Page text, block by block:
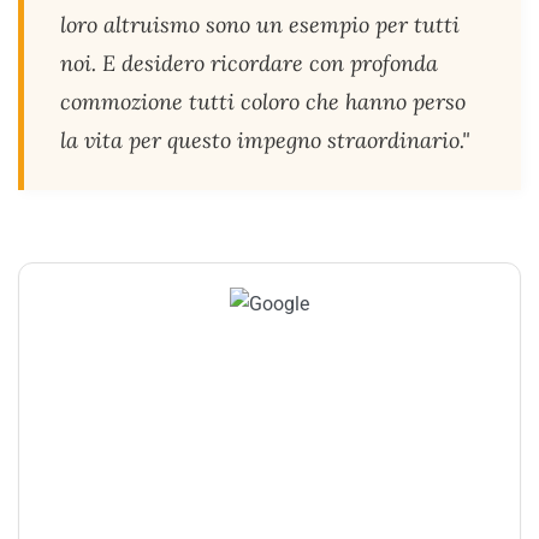
loro altruismo sono un esempio per tutti
noi. E desidero ricordare con profonda
commozione tutti coloro che hanno perso
la vita per questo impegno straordinario."